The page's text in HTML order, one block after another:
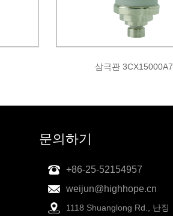
삼극관 3CX15000A7
문의하기
+86-25-52154957
weijun@highhope.cn
1118 Shuanglong Rd., 난징